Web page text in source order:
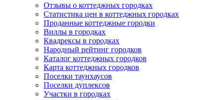
Отзывы о коттеджных городках
Статистика цен в коттеджных городках
Проданные коттеджные городки
Виллы в городках
Квадрексы в городках
Народный рейтинг городков
Каталог коттеджных городков
Карта коттеджных городков
Поселки таунхаусов
Поселки дуплексов
Участки в городках